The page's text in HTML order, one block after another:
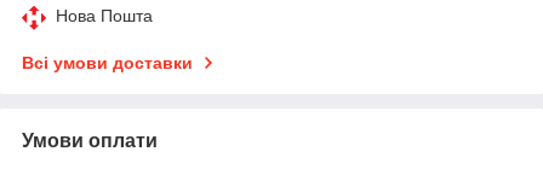
Нова Пошта
Всі умови доставки
Умови оплати